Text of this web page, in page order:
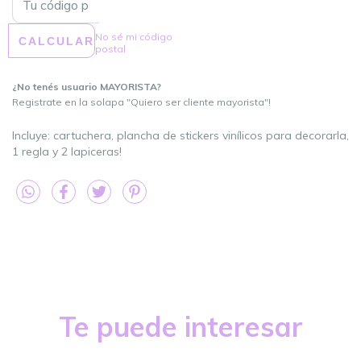
CALCULAR No sé mi código
postal
¿No tenés usuario MAYORISTA?
Registrate en la solapa "Quiero ser cliente mayorista"!
Incluye: cartuchera, plancha de stickers vinílicos para decorarla,
1 regla y 2 lapiceras!
Te puede interesar